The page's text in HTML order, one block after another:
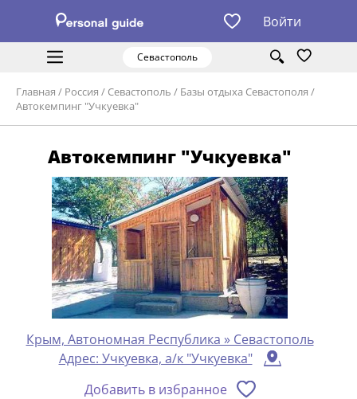
Войти
Севастополь
Главная / Россия / Севастополь / Базы отдыха Севастополя /
Автокемпинг "Учкуевка"
Автокемпинг "Учкуевка"
Крым, Автономная Республика » Севастополь
Адрес: Учкуевка, а/к "Учкуевка"
Добавить в избранное